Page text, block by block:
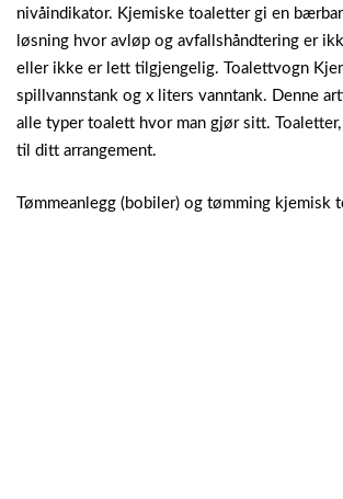
nivåindikator. Kjemiske toaletter gi en
løsning hvor avløp og avfallshåndtering er
eller ikke er lett tilgjengelig. Toalettvogn
spillvannstank og x liters vanntank. Denne
alle typer toalett hvor man gjør sitt.
til ditt arrangement.
Tømmeanlegg (bobiler) og tømming kjemisk